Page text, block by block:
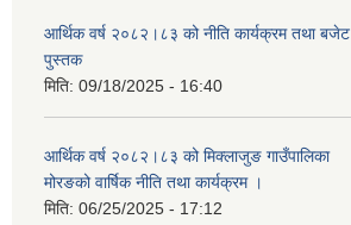
आर्थिक वर्ष २०८२।८३ को नीति कार्यक्रम तथा बजेट
पुस्तक
मिति: 09/18/2025 - 16:40
आर्थिक वर्ष २०८२।८३ को मिक्लाजुङ गाउँपालिका
मोरङको वार्षिक नीति तथा कार्यक्रम ।
मिति: 06/25/2025 - 17:12